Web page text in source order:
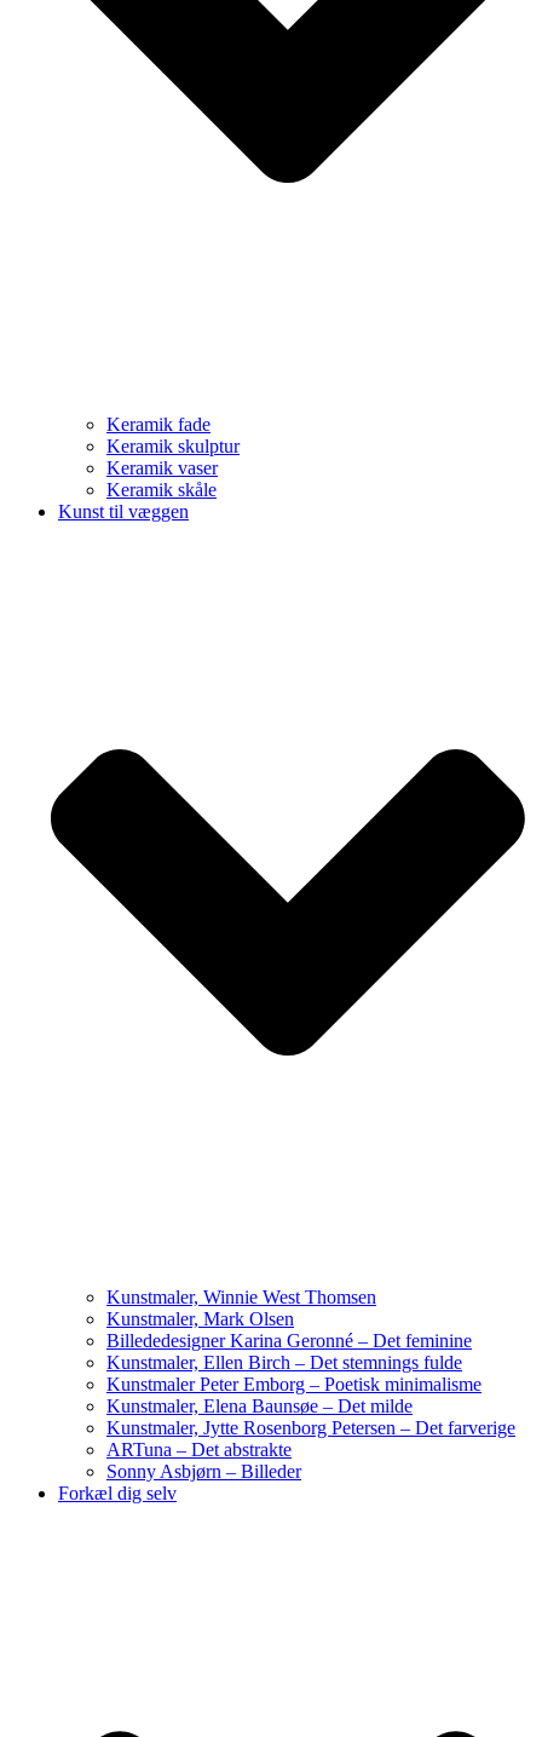
Keramik fade
Keramik skulptur
Keramik vaser
Keramik skåle
Kunst til væggen
Kunstmaler, Winnie West Thomsen
Kunstmaler, Mark Olsen
Billededesigner Karina Geronné – Det feminine
Kunstmaler, Ellen Birch – Det stemnings fulde
Kunstmaler Peter Emborg – Poetisk minimalisme
Kunstmaler, Elena Baunsøe – Det milde
Kunstmaler, Jytte Rosenborg Petersen – Det farverige
ARTuna – Det abstrakte
Sonny Asbjørn – Billeder
Forkæl dig selv